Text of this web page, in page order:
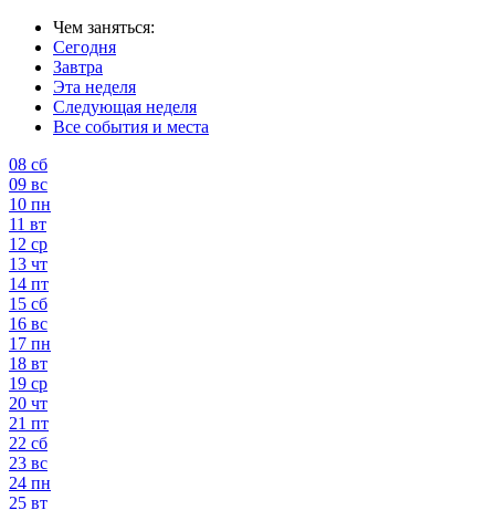
Чем заняться:
Сегодня
Завтра
Эта неделя
Следующая неделя
Все события и места
08 сб
09 вс
10 пн
11 вт
12 ср
13 чт
14 пт
15 сб
16 вс
17 пн
18 вт
19 ср
20 чт
21 пт
22 сб
23 вс
24 пн
25 вт